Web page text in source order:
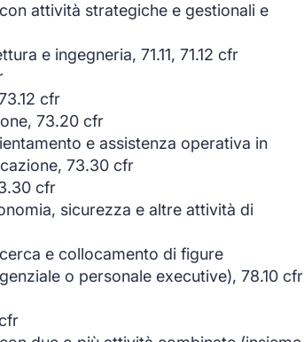
attività strategiche e gestionali e
e ingegneria, 71.11, 71.12 cfr
cfr
73.20 cfr
e assistenza operativa in
73.30 cfr
cfr
sicurezza e altre attività di
e collocamento di figure
o personale executive), 78.10 cfr